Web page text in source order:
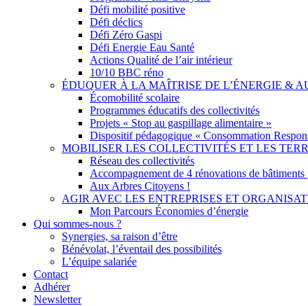
Défi mobilité positive
Défi déclics
Défi Zéro Gaspi
Défi Energie Eau Santé
Actions Qualité de l’air intérieur
10/10 BBC réno
ÉDUQUER À LA MAÎTRISE DE L’ÉNERGIE &
Écomobilité scolaire
Programmes éducatifs des collectivités
Projets « Stop au gaspillage alimentaire »
Dispositif pédagogique « Consommation
MOBILISER LES COLLECTIVITÉS ET LES
Réseau des collectivités
Accompagnement de 4 rénovations de bâtiments
Aux Arbres Citoyens !
AGIR AVEC LES ENTREPRISES ET
Mon Parcours Économies d’énergie
Qui sommes-nous ?
Synergies, sa raison d’être
Bénévolat, l’éventail des possibilités
L’équipe salariée
Contact
Adhérer
Newsletter